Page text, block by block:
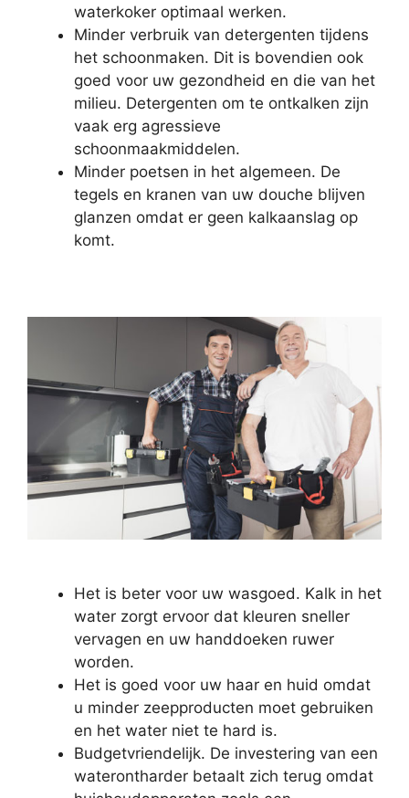
waterkoker optimaal werken.
Minder verbruik van detergenten tijdens
het schoonmaken. Dit is bovendien ook
goed voor uw gezondheid en die van het
milieu. Detergenten om te ontkalken zijn
vaak erg agressieve
schoonmaakmiddelen.
Minder poetsen in het algemeen. De
tegels en kranen van uw douche blijven
glanzen omdat er geen kalkaanslag op
komt.
Het is beter voor uw wasgoed. Kalk in het
water zorgt ervoor dat kleuren sneller
vervagen en uw handdoeken ruwer
worden.
Het is goed voor uw haar en huid omdat
u minder zeepproducten moet gebruiken
en het water niet te hard is.
Budgetvriendelijk. De investering van een
waterontharder betaalt zich terug omdat